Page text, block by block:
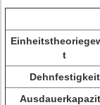
t
Dehnfestigkeit